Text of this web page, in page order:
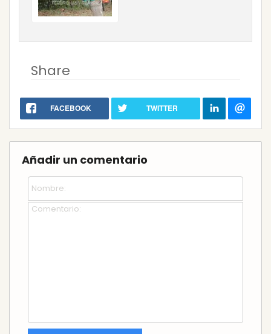
Share
FACEBOOK TWITTER
Añadir un comentario